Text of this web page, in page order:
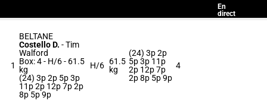
En
direct
1
BELTANE
Costello D. -Tim
Walford
Box: 4 - H/6 - 61.5
kg
(24) 3p 2p 5p 3p
11p 2p 12p 7p 2p
8p 5p 9p
H/6 61.5
kg
(24) 3p 2p
5p 3p 11p
2p 12p 7p
2p 8p 5p 9p
4